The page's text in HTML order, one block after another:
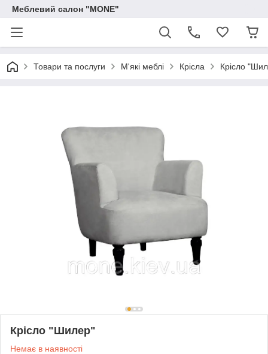
Меблевий салон "MONE"
Товари та послуги М'які меблі Крісла Крісло
Крісло "Шилер"
Немає в наявності